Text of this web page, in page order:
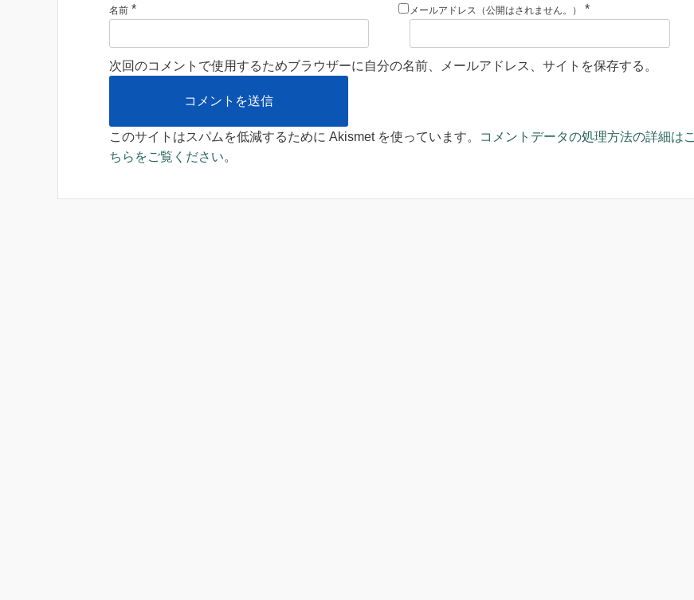
名前 * メールアドレス（公開はされません。） *
次回のコメントで使用するためブラウザーに自分の名前、メールアドレス、サイトを保存する。
このサイトはスパムを低減するために Akismet を使っています。
コメントデータの処理方法の詳細はこ
ちらをご覧ください。